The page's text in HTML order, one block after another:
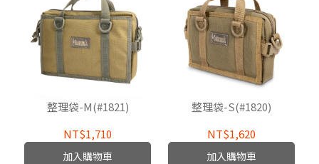
整理袋-M(#1821)
NT$1,710
加入購物車
整理袋-S(#1820)
NT$1,620
加入購物車